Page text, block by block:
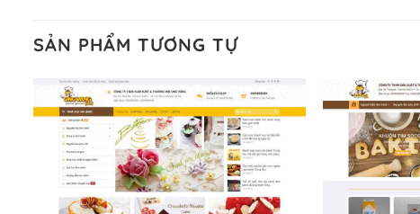
– Sở hữu một cộng đồng lớn, sẵn sàng hỗ trợ
WordPress là nơi lưu trữ cho một diễn đàn cộng đồng
cuồng tín WordPress.
Nếu bạn gặp khó khăn, bạn có thể lên mạng và tìm kiếm
SẢN PHẨM TƯƠNG TỰ